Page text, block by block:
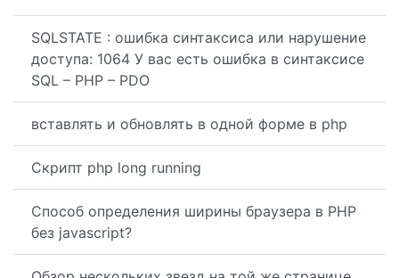
SQLSTATE : ошибка синтаксиса или нарушение
доступа: 1064 У вас есть ошибка в синтаксисе
SQL – PHP – PDO
вставлять и обновлять в одной форме в php
Скрипт php long running
Способ определения ширины браузера в PHP
без javascript?